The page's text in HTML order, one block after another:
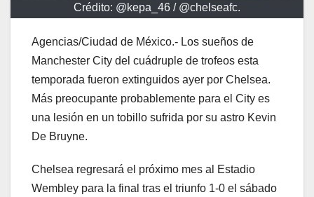
Crédito: @kepa_46 / @chelseafc.
Agencias/Ciudad de México.- Los sueños de
Manchester City del cuádruple de trofeos esta
temporada fueron extinguidos ayer por Chelsea.
Más preocupante probablemente para el City es
una lesión en un tobillo sufrida por su astro Kevin
De Bruyne.
Chelsea regresará el próximo mes al Estadio
Wembley para la final tras el triunfo 1-0 el sábado